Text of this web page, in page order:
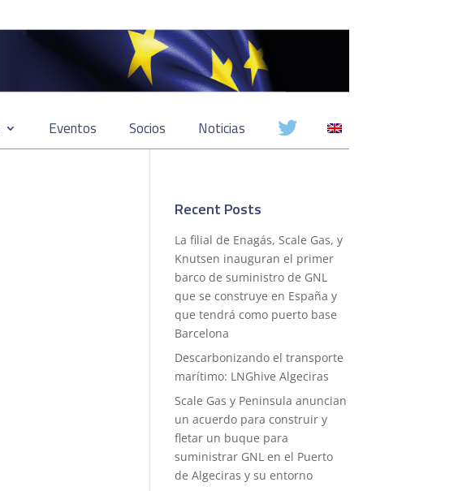
Eventos Socios Noticias
Recent Posts
La filial de Enagás, Scale Gas, y
Knutsen inauguran el primer
barco de suministro de GNL
que se construye en España y
que tendrá como puerto base
Barcelona
Descarbonizando el transporte
marítimo: LNGhive Algeciras
Scale Gas y Peninsula anuncian
un acuerdo para construir y
fletar un buque para
suministrar GNL en el Puerto
de Algeciras y su entorno